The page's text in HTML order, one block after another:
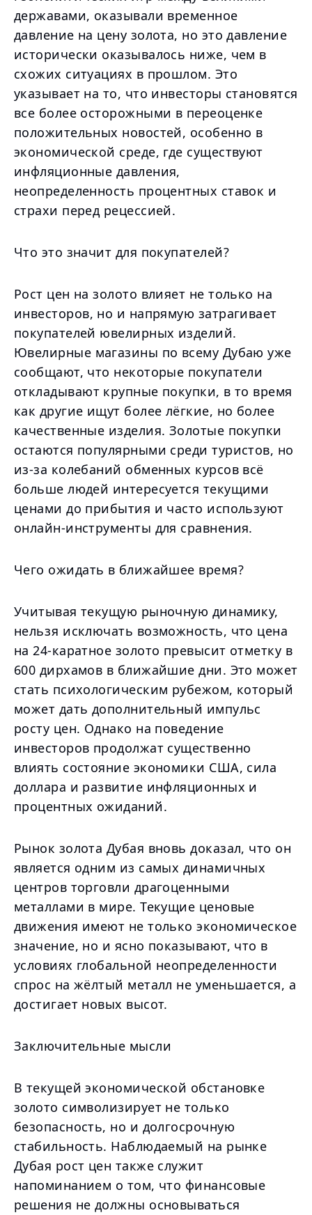
державами, оказывали временное
давление на цену золота, но это давление
исторически оказывалось ниже, чем в
схожих ситуациях в прошлом. Это
указывает на то, что инвесторы становятся
все более осторожными в переоценке
положительных новостей, особенно в
экономической среде, где существуют
инфляционные давления,
неопределенность процентных ставок и
страхи перед рецессией.
Что это значит для покупателей?
Рост цен на золото влияет не только на
инвесторов, но и напрямую затрагивает
покупателей ювелирных изделий.
Ювелирные магазины по всему Дубаю уже
сообщают, что некоторые покупатели
откладывают крупные покупки, в то время
как другие ищут более лёгкие, но более
качественные изделия. Золотые покупки
остаются популярными среди туристов, но
из-за колебаний обменных курсов всё
больше людей интересуется текущими
ценами до прибытия и часто используют
онлайн-инструменты для сравнения.
Чего ожидать в ближайшее время?
Учитывая текущую рыночную динамику,
нельзя исключать возможность, что цена
на 24-каратное золото превысит отметку в
600 дирхамов в ближайшие дни. Это может
стать психологическим рубежом, который
может дать дополнительный импульс
росту цен. Однако на поведение
инвесторов продолжат существенно
влиять состояние экономики США, сила
доллара и развитие инфляционных и
процентных ожиданий.
Рынок золота Дубая вновь доказал, что он
является одним из самых динамичных
центров торговли драгоценными
металлами в мире. Текущие ценовые
движения имеют не только экономическое
значение, но и ясно показывают, что в
условиях глобальной неопределенности
спрос на жёлтый металл не уменьшается, а
достигает новых высот.
Заключительные мысли
В текущей экономической обстановке
золото символизирует не только
безопасность, но и долгосрочную
стабильность. Наблюдаемый на рынке
Дубая рост цен также служит
напоминанием о том, что финансовые
решения не должны основываться